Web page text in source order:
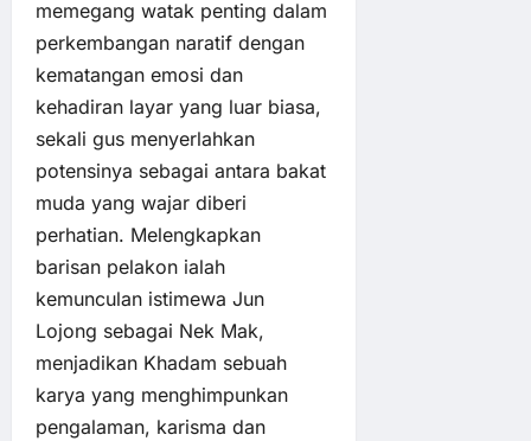
memegang watak penting dalam
perkembangan naratif dengan
kematangan emosi dan
kehadiran layar yang luar biasa,
sekali gus menyerlahkan
potensinya sebagai antara bakat
muda yang wajar diberi
perhatian. Melengkapkan
barisan pelakon ialah
kemunculan istimewa Jun
Lojong sebagai Nek Mak,
menjadikan Khadam sebuah
karya yang menghimpunkan
pengalaman, karisma dan